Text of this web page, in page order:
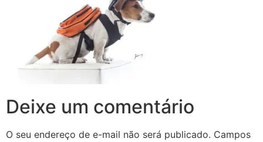
Deixe um comentário
O seu endereço de e-mail não será publicado. Campos